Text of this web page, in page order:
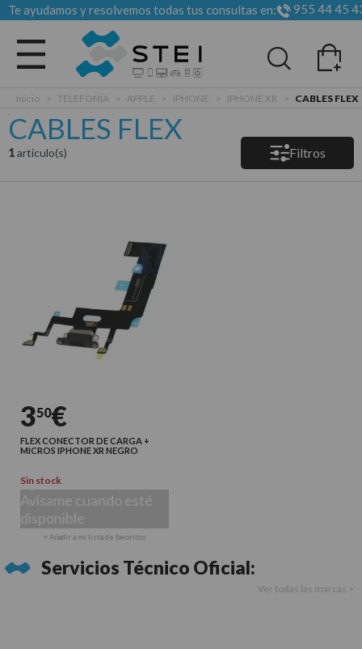
Te ayudamos y resolvemos todas tus consultas en: 955 44 45
Todas las categorias
Inicio > TELEFONÍA > APPLE > IPHONE > IPHONE XR > CABLES FLEX
CABLES FLEX
1articulo(s) Filtros
350€
FLEX CONECTOR DE CARGA +
MICROS IPHONE XR NEGRO
Sin stock
Avísame cuando esté
disponible
+ Añadir a mi lista de favoritos
Servicios Técnico Oficial:
Ver todas las marcas >